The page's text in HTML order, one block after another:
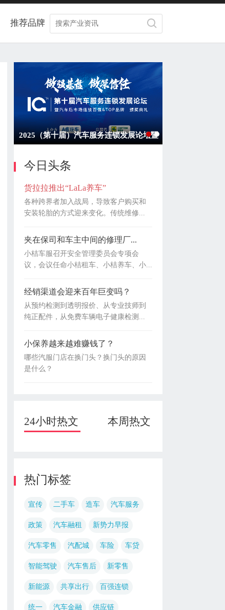
推荐品牌
2023重启增长·发现一家好店——杭州
今日头条
货拉拉推出“LaLa养车”
各种跨界者加入战局，导致客户购买和
安装轮胎的方式迎来变化。传统维修...
夹在保司和车主中间的修理厂...
小桔车服召开安全管理委员会专项会
议，会议任命小桔租车、小桔养车、小...
经销渠道会迎来百年巨变吗？
从预约检测到透明报价、从专业技师到
纯正配件，从免费车辆电子健康检测...
小保养越来越难赚钱了？
哪些汽服门店在换门头？换门头的原因
是什么？
24小时热文 本周热文
热门标签
宣传 二手车 造车 汽车服务
政策 汽车融租 新势力早报
汽车零售 汽配城 车险 车贷
智能驾驶 汽车售后 新零售
新能源 共享出行 百强连锁
统一 汽车金融 供应链